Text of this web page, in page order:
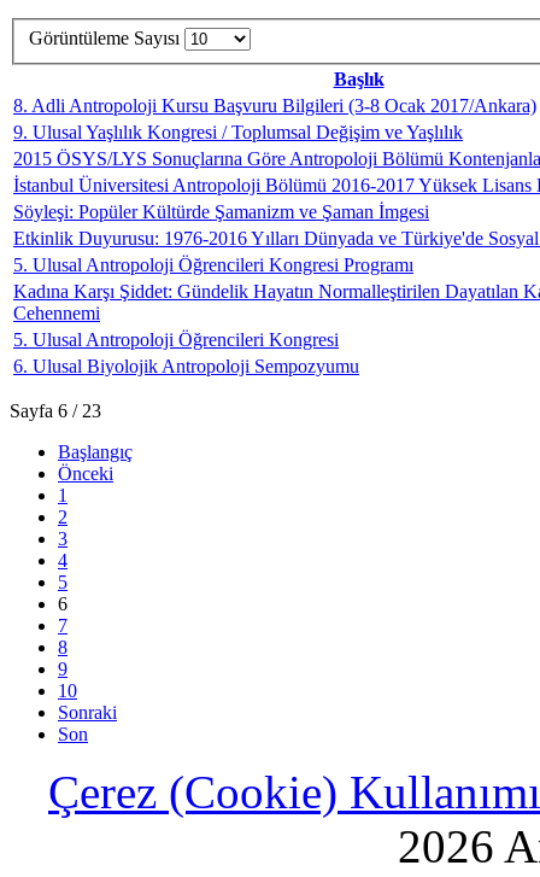
Görüntüleme Sayısı
Başlık
8. Adli Antropoloji Kursu Başvuru Bilgileri (3-8 Ocak 2017/Ankara)
9. Ulusal Yaşlılık Kongresi / Toplumsal Değişim ve Yaşlılık
2015 ÖSYS/LYS Sonuçlarına Göre Antropoloji Bölümü
İstanbul Üniversitesi Antropoloji Bölümü 2016-2017 Yüksek Lisans
Söyleşi: Popüler Kültürde Şamanizm ve Şaman İmgesi
Etkinlik Duyurusu: 1976-2016 Yılları Dünyada ve Türkiye'de
5. Ulusal Antropoloji Öğrencileri Kongresi Programı
Kadına Karşı Şiddet: Gündelik Hayatın Normalleştirilen Dayatılan
Cehennemi
5. Ulusal Antropoloji Öğrencileri Kongresi
6. Ulusal Biyolojik Antropoloji Sempozyumu
Sayfa 6 / 23
Başlangıç
Önceki
1
2
3
4
5
6
7
8
9
10
Sonraki
Son
Çerez (Cookie)
2026